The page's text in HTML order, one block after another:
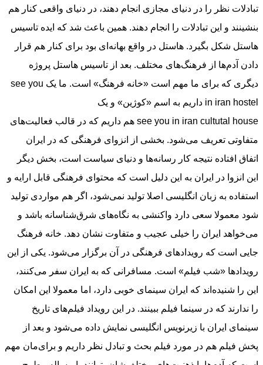
تبادلات نظر را در دنیای مجازی انجام دهند، در دنیای واقعی کنار هم
بنشینند و این تبادلات را انجام دهند. همین باعث شد که ایده تاسیس
هاستل شکل بگیرد. هاستل در واقع بهانه‌ای بود برای کنار هم قرار
دادن آدم‌ها از فرهنگ‌های مختلف. بعد از تاسیس هاستل پروژه
دیگری که برای ما مهم است «خانه فرهنگ» است. ما یک see you
in iran hostel داریم به اسم «کوژین» و یک
see you in iran cultutal house هم داریم که در قالب فعالیت‌های
متفاوتی تعریف می‌شود. بخشی از انزوای فرهنگی که در ایران
اتفاق افتاده نتیجه کار رسانه‌ها و دنیای سیاست است، بخش دیگر
این انزوا در ایران به این دلیل است که محتوای فرهنگی قابل ارایه و
استفاده به زبان انگلیسی اصلا تولید نمی‌شود، اگر هم مواردی تولید
شود معمولا سعی دارد واکنشی به نگاه‌های شرق‌شناسانه باشد و
می‌خواهد ایران را خیلی عجیب و متفاوت نشان دهد. خانه فرهنگ
جایی است که رویدادهای فرهنگی در آن برگزار می‌شود. یکی از این
رویدادها «شب فیلم» است. مسافرانی که به ایران سفر می‌کنند،
این را شنیده‌اند که ایران سینمای خوبی دارد، اما معمولا این امکان
را ندارند که در سینما فیلم ببینند. در این رویداد فیلم‌های تاریخ
سینمای ایران با زیرنویس انگلیسی نمایش داده می‌شود و بعد از
پخش فیلم هم در مورد فیلم بحث و تبادل نظر داریم و برای‌مان مهم